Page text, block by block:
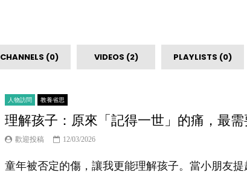
CHANNELS (0) VIDEOS (2) PLAYLISTS (0)
人物訪問 教養省思
理解孩子：原來「記得一世」的痛，最
歡迎投稿 12/03/2026
童年被否定的傷，讓我更能理解孩子。當小朋友